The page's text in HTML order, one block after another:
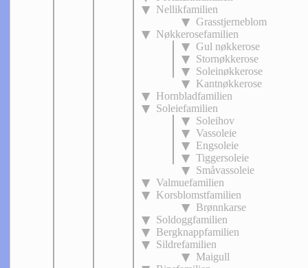
Nellikfamilien
Grasstjerneblom
Nøkkerosefamilien
Gul nøkkerose
Stornøkkerose
Soleinøkkerose
Kantnøkkerose
Hornbladfamilien
Soleiefamilien
Soleihov
Vassoleie
Engsoleie
Tiggersoleie
Småvassoleie
Valmuefamilien
Korsblomstfamilien
Brønnkarse
Soldoggfamilien
Bergknappfamilien
Sildrefamilien
Maigull